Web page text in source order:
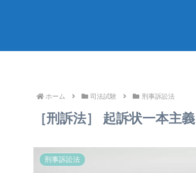
ホーム 司法試験 刑事訴訟法
［刑訴法］ 起訴状一本主
刑事訴訟法